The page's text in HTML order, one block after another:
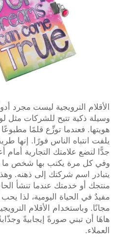
الأقلام الترويجية ليست مجرد
وسيلة ذكية تتيح للشركات مثل
هويتها. فعندما توزِّع قلمًا
يلفت انتباه الناس فورًا. إنها
جدًّا لتضع علامتك التجارية
وفي كل مرة يكتب بها شخص ما
يتبادر اسم شركتك إلى ذهنه.
منتجك أو خدمتك عندما تنشأ
مفيدٌ في الحياة اليومية، لذا
مجانًا. وباستخدام الأقلام
هاهَا أن تبني صورةً إيجابيةً
العملاء.